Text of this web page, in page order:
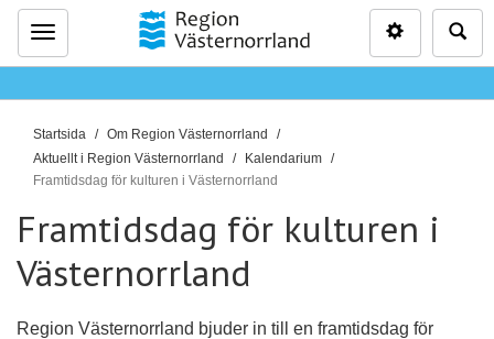
Meny
D
u
ä
r
h
ä
r
:
Startsida
Om Region Västernorrland
Aktuellt i Region Västernorrland
Kalendarium
Framtidsdag för kulturen i Västernorrland
Framtidsdag för kulturen i
Västernorrland
Region Västernorrland bjuder in till en framtidsdag för